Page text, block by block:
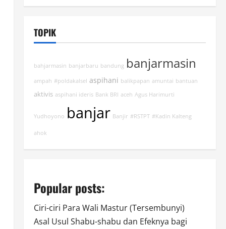
TOPIK
bahjarmasin banjarbaru bandung banjarmasin
ampah #poldakalsel aspihani balikpapan amuntai bantuan
aktivis aspihani ideris Bank BRI aceh Agus Harimurti
Yudhoyono banjar Banjir #RSTPT #Kadin Kalteng
ahok
Popular posts:
Ciri-ciri Para Wali Mastur (Tersembunyi)
Asal Usul Shabu-shabu dan Efeknya bagi